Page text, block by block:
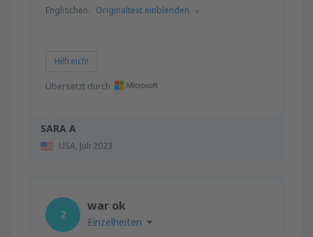
SARA A
USA, Juli 2023
Englischen. Originaltext einblenden
Hilfreich!
Übersetzt durch
2
war ok
Einzelheiten